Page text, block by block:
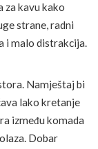
kavu kako
strane, radni
i malo distrakcija.
Namještaj bi
lako kretanje
između komada
Dobar